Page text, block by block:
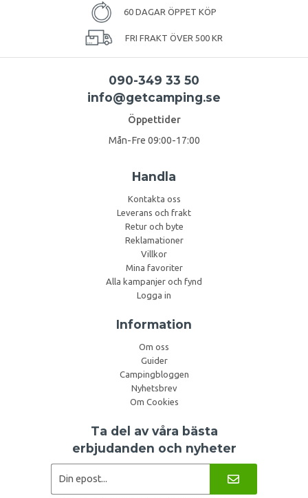
60 DAGAR ÖPPET KÖP
FRI FRAKT ÖVER 500 KR
090-349 33 50
info@getcamping.se
Öppettider
Mån-Fre 09:00-17:00
Handla
Kontakta oss
Leverans och frakt
Retur och byte
Reklamationer
Villkor
Mina favoriter
Alla kampanjer och fynd
Logga in
Information
Om oss
Guider
Campingbloggen
Nyhetsbrev
Om Cookies
Ta del av våra bästa
erbjudanden och nyheter